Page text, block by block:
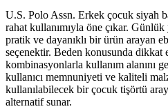
U.S. Polo Assn. Erkek çocuk siyah
rahat kullanımıyla öne çıkar.
pratik ve dayanıklı bir ürün arayan
seçenektir. Beden konusunda dikkat
kombinasyonlarla kullanım alanını
kullanıcı memnuniyeti ve kaliteli
kullanılabilecek bir çocuk tişörtü
alternatif sunar.